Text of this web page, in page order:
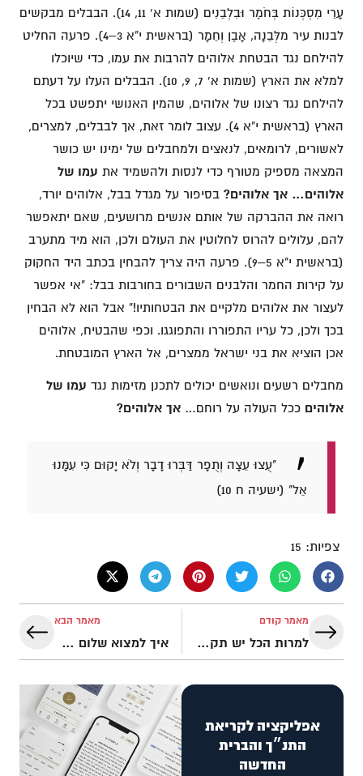
עָרֵי מִסְכְּנוֹת בְּחֹמֶר וּבִלְבֵנִים (שמות א' 11, 14). הבבלים מבקשים
לבנות עיר מלְּבֵנָה, אָבֶן וְחֵמָר (בראשית י"א 3–4). פרעה החליט
להילחם נגד הבטחת אלוהים להרבות את עמו, כדי שיוכלו
למלא את הארץ (שמות א' 7, 9, 10). הבבלים העלו על דעתם
להילחם נגד רצונו של אלוהים, שהמין האנושי יתפשט בכל
הארץ (בראשית י"א 4). עצוב לומר זאת, אך לבבלים, למצרים,
לאשורים, לרומאים, לנאצים ולמחבלים של ימינו יש כושר
המצאה מספיק מטורף כדי לנסות ולהשמיד את עמו של
אלוהים… אך אלוהים? בסיפור על מגדל בבל, אלוהים יורד,
רואה את ההברקה של אותם אנשים מרושעים, שאם יתאפשר
להם, עלולים להרוס לחלוטין את העולם ולכן, הוא מיד מתערב
(בראשית י"א 5–9). פרעה היה צריך להבחין בכתב היד החקוק
על קירות החמר והלבנים השבורים בחורבות בבל: "אי אפשר
לעצור את אלוהים מלקיים את הבטחותיו!" אבל הוא לא הבחין
בכך ולכן, כל עריו התפוררו והתפוגגו. וכפי שהבטיח, אלוהים
אכן הוציא את בני ישראל ממצרים, אל הארץ המובטחת.
מחבלים רשעים ונואשים יכולים לתכנן מזימות נגד עמו של
אלוהים ככל העולה על רוחם… אך אלוהים?
"עֻצוּ עֵצָה וְתֻפָר דַּבְּרוּ דָבָר וְלֹא יָקוּם כִּי עִמָּנוּ
אֵל" (ישעיה ח 10)
צפיות: 15
מאמר קודם
למרות הכל יש תקווה!
מאמר הבא
איך למצוא שלום בעת מלחמה?
אפליקציה לקריאת
התנ״ך והברית
החדשה